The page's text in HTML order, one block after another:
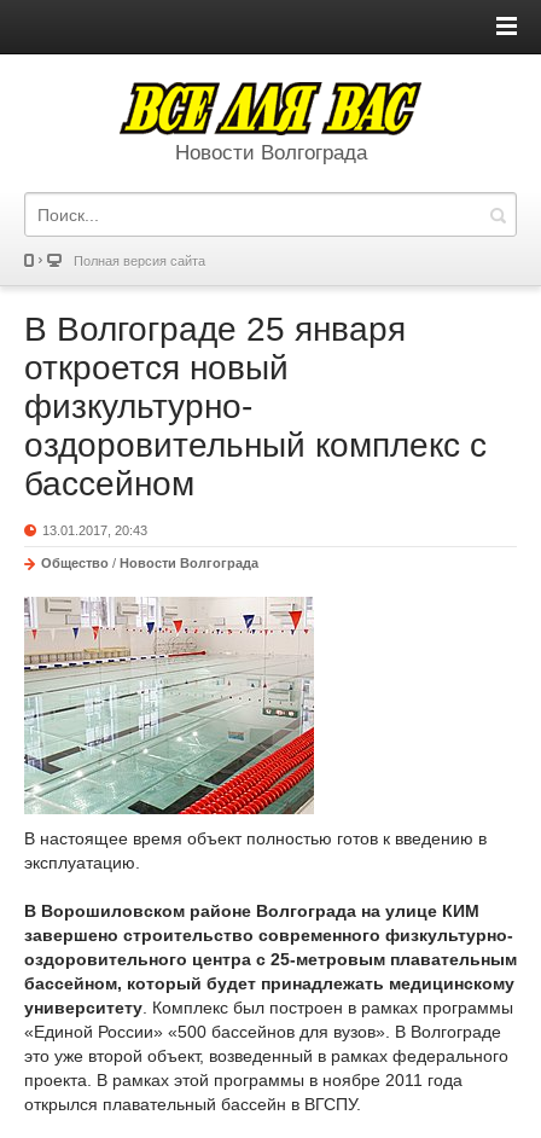
Новости Волгограда
Полная версия сайта
В Волгограде 25 января
откроется новый
физкультурно-
оздоровительный комплекс с
бассейном
13.01.2017, 20:43
Общество / Новости Волгограда
В настоящее время объект полностью готов к введению в
эксплуатацию.
В Ворошиловском районе Волгограда на улице КИМ
завершено строительство современного физкультурно-
оздоровительного центра с 25-метровым плавательным
бассейном, который будет принадлежать медицинскому
университету . Комплекс был построен в рамках программы
«Единой России» «500 бассейнов для вузов». В Волгограде
это уже второй объект, возведенный в рамках федерального
проекта. В рамках этой программы в ноябре 2011 года
открылся плавательный бассейн в ВГСПУ.